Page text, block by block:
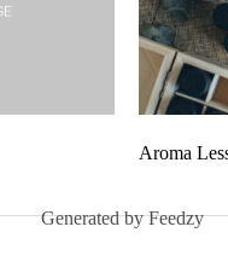
Aroma
Generated byFeedzy